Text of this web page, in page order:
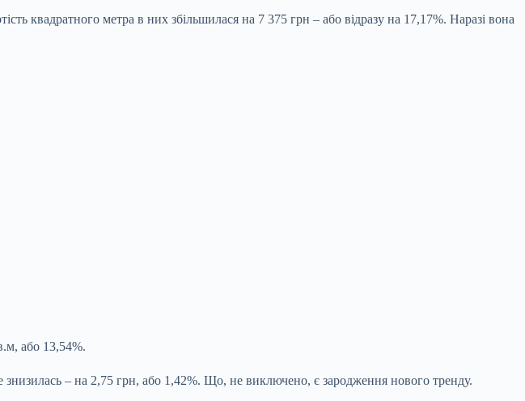
квадратного метра в них збільшилася на 7 375 грн – або відразу на 17,17%. Наразі вона
або 13,54%.
знизилась – на 2,75 грн, або 1,42%. Що, не виключено, є зародження нового тренду.